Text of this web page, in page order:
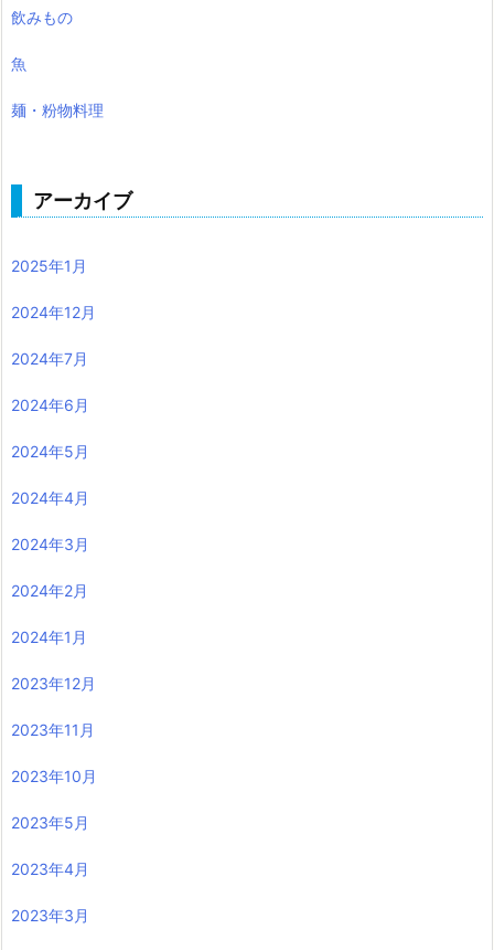
飲みもの
魚
麺・粉物料理
アーカイブ
2025年1月
2024年12月
2024年7月
2024年6月
2024年5月
2024年4月
2024年3月
2024年2月
2024年1月
2023年12月
2023年11月
2023年10月
2023年5月
2023年4月
2023年3月